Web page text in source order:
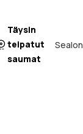
Täysin
teipatut
saumat
Sealon